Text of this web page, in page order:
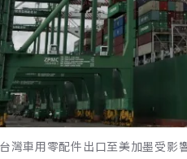
灣車用零配件出口至美加墨受影